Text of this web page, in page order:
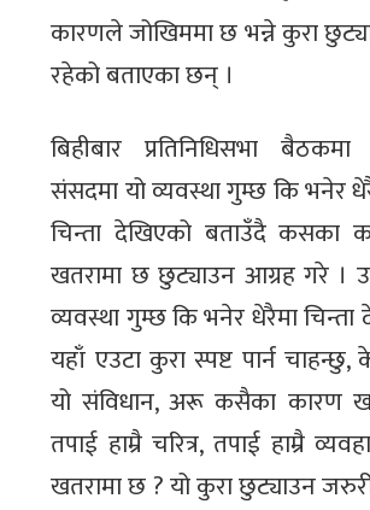
कारणले जोखिममा छ भन्ने कुरा
रहेको बताएका छन् ।
बिहीबार प्रतिनिधिसभा
संसदमा यो व्यवस्था गुम्छ कि भनेर
चिन्ता देखिएको बताउँदै कसका
खतरामा छ छुट्याउन आग्रह गरे ।
व्यवस्था गुम्छ कि भनेर धेरैमा चिन्ता
यहाँ एउटा कुरा स्पष्ट पार्न चाहन्छु,
यो संविधान, अरू कसैका कारण
तपाई हाम्रै चरित्र, तपाई हाम्रै
खतरामा छ ? यो कुरा छुट्याउन